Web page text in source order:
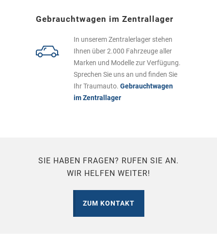
Gebrauchtwagen im Zentrallager
In unserem Zentralerlager stehen
Ihnen über 2.000 Fahrzeuge aller
Marken und Modelle zur Verfügung.
Sprechen Sie uns an und finden Sie
Ihr Traumauto. Gebrauchtwagen
im Zentrallager
SIE HABEN FRAGEN? RUFEN SIE AN.
WIR HELFEN WEITER!
ZUM KONTAKT